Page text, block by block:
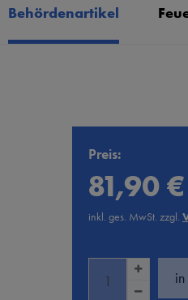
Behördenartikel
Preis:
81,90 €
inkl. ges. MwSt. zzgl.